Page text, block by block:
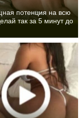
потенция на всю
так за 5 минут до